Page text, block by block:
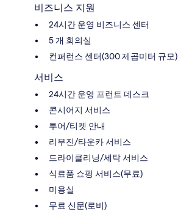
비즈니스 지원
24시간 운영 비즈니스 센터
5 개 회의실
컨퍼런스 센터(300 제곱미터 규모)
서비스
24시간 운영 프런트 데스크
콘시어지 서비스
투어/티켓 안내
리무진/타운카 서비스
드라이클리닝/세탁 서비스
식료품 쇼핑 서비스(무료)
미용실
무료 신문(로비)